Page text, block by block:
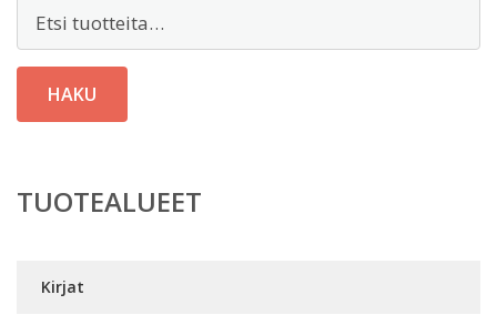
HAKU
TUOTEALUEET
Kirjat